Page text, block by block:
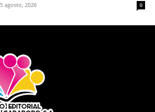
5 agosto, 2026 0